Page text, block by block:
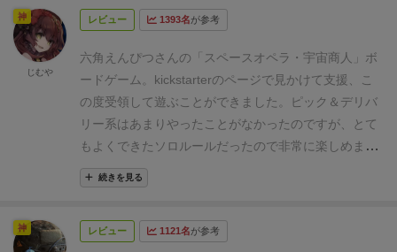
ドはダブルレイヤーとなっています。
ンを2回行います。あとは好きな回数フリーアクショ
ンを使うことができます。
積込 商人たるもの商品を積
まないと商いができません。(まぁ人によって商品が異
なりますが)まずは自分の船に商品を詰め込んで目的地
まで運ぶために積込を行います。
こちらのボードが商
品一覧となっています、上段のタイルは物品、下段は
のカードやタイルの右上にある数字は容積となってい
ます。船はこの容積を越えて積むことはできません。
レビュー 1393名が参考
六角えんぴつさんの「スペースオペラ・宇宙商人」ボ
ードゲーム。kickstarterのページで見かけて支援、こ
の度受領して遊ぶことができました。ピック＆デリバ
リー系はあまりやったことがなかったのですが、とて
もよくできたソロルールだったので非常に楽しめまし
た。例によってソロプレイのみのレビューになりま
す。ゲームについて
ーテルグライダー」となって星々に品物や人、航行中
続きを見る
神
じむや
レビュー 1121名が参考
神